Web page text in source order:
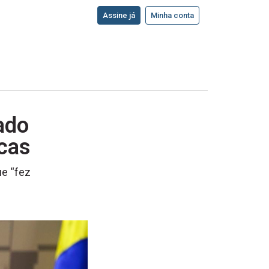
Assine já Minha conta
“fez